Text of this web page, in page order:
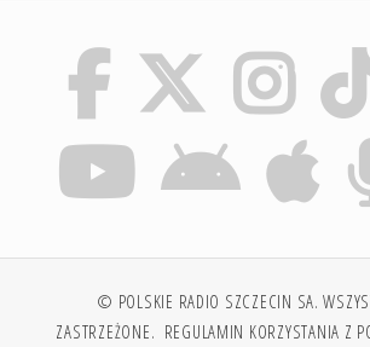
© POLSKIE RADIO SZCZECIN SA.
ZASTRZEŻONE. REGULAMIN KORZYSTANIA Z